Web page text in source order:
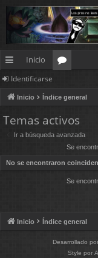
nl
ac
es
pi
Inicio
os
Identificarse
Inicio Índice general
Temas activos
Ir a búsqueda avanzada
Se
No se encontraron
Se
Inicio Índice general
Desarrollado por
Style por